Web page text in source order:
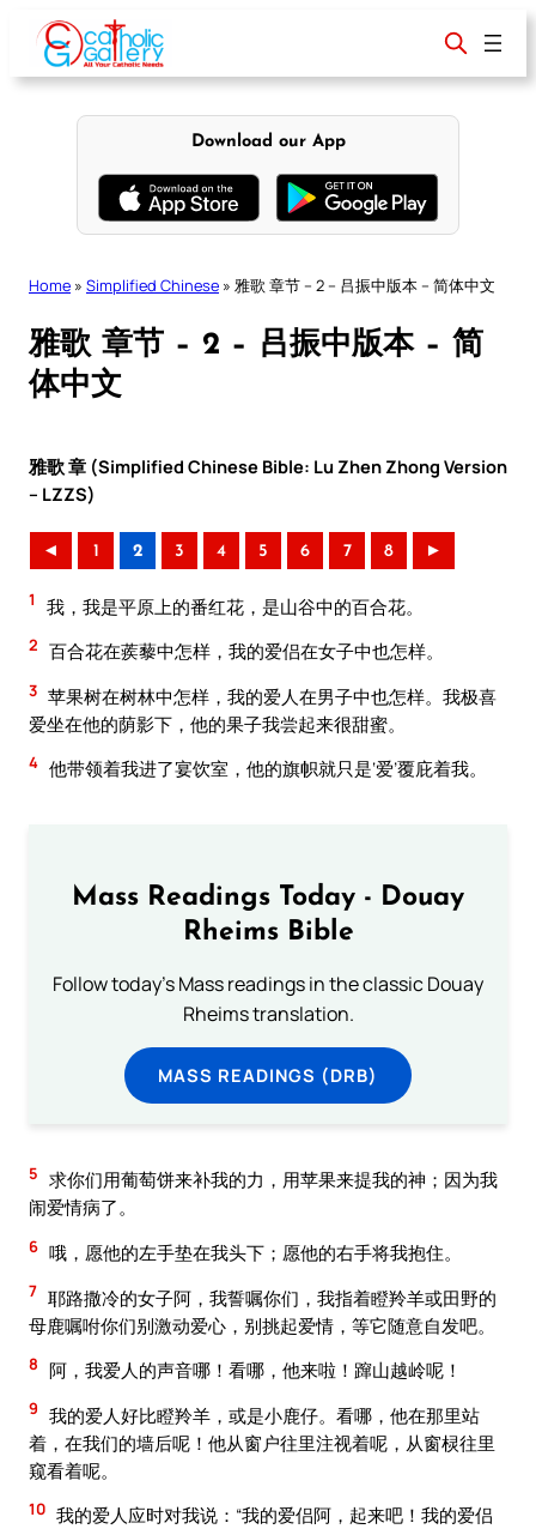
content
Download our App
Home » Simplified Chinese » 雅歌 章节 – 2 – 吕振中版本 – 简体中文
雅歌 章节 – 2 – 吕振中版本 – 简
体中文
雅歌 章 (Simplified Chinese Bible: Lu Zhen Zhong Version
– LZZS)
◄ 1 2 3 4 5 6 7 8 ►
1 我，我是平原上的番红花，是山谷中的百合花。
2 百合花在蒺藜中怎样，我的爱侣在女子中也怎样。
3 苹果树在树林中怎样，我的爱人在男子中也怎样。我极喜
爱坐在他的荫影下，他的果子我尝起来很甜蜜。
4 他带领着我进了宴饮室，他的旗帜就只是‘爱’覆庇着我。
Mass Readings Today - Douay
Rheims Bible
Follow today's Mass readings in the classic Douay
Rheims translation.
MASS READINGS (DRB)
5 求你们用葡萄饼来补我的力，用苹果来提我的神；因为我
闹爱情病了。
6 哦，愿他的左手垫在我头下；愿他的右手将我抱住。
7 耶路撒冷的女子阿，我誓嘱你们，我指着瞪羚羊或田野的
母鹿嘱咐你们别激动爱心，别挑起爱情，等它随意自发吧。
8 阿，我爱人的声音哪！看哪，他来啦！蹿山越岭呢！
9 我的爱人好比瞪羚羊，或是小鹿仔。看哪，他在那里站
着，在我们的墙后呢！他从窗户往里注视着呢，从窗棂往里
窥看着呢。
10 我的爱人应时对我说：“我的爱侣阿，起来吧！我的爱侣